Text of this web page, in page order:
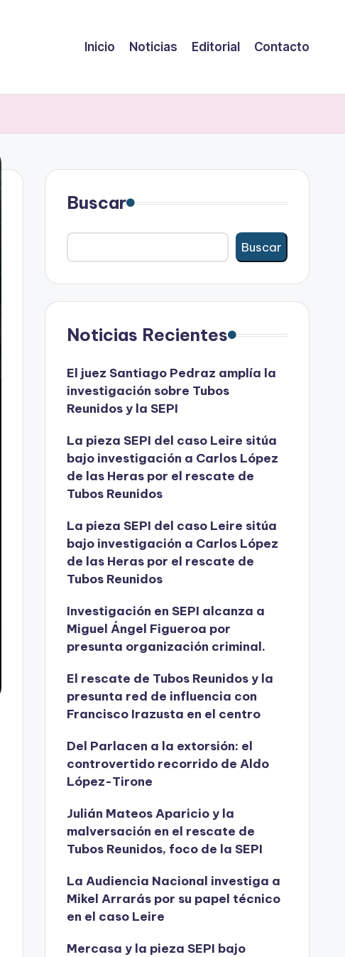
Inicio Noticias Editorial Contacto
Buscar
Buscar
Noticias Recientes
El juez Santiago Pedraz amplía la
investigación sobre Tubos
Reunidos y la SEPI
La pieza SEPI del caso Leire sitúa
bajo investigación a Carlos López
de las Heras por el rescate de
Tubos Reunidos
La pieza SEPI del caso Leire sitúa
bajo investigación a Carlos López
de las Heras por el rescate de
Tubos Reunidos
Investigación en SEPI alcanza a
Miguel Ángel Figueroa por
presunta organización criminal.
El rescate de Tubos Reunidos y la
presunta red de influencia con
Francisco Irazusta en el centro
Del Parlacen a la extorsión: el
controvertido recorrido de Aldo
López-Tirone
Julián Mateos Aparicio y la
malversación en el rescate de
Tubos Reunidos, foco de la SEPI
La Audiencia Nacional investiga a
Mikel Arrarás por su papel técnico
en el caso Leire
Mercasa y la pieza SEPI bajo